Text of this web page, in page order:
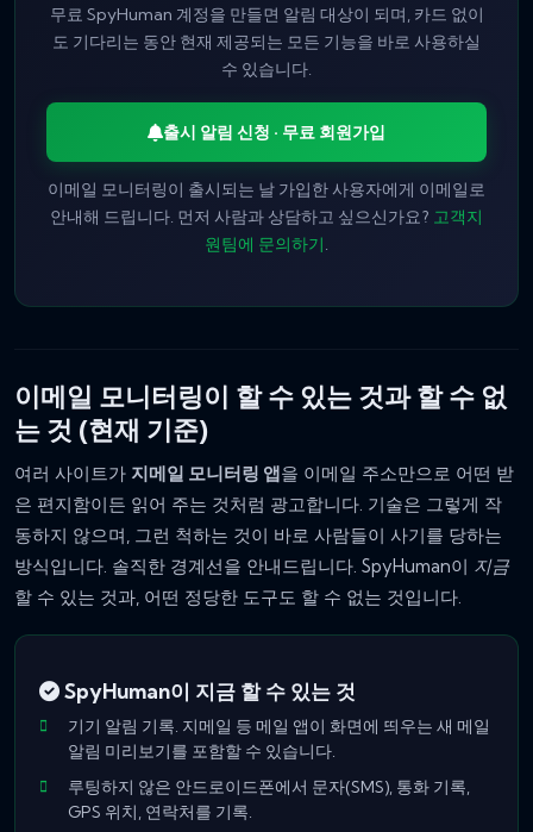
무료 SpyHuman 계정을 만들면 알림 대상이 되며, 카드 없이
도 기다리는 동안 현재 제공되는 모든 기능을 바로 사용하실
수 있습니다.
출시 알림 신청 · 무료 회원가입
이메일 모니터링이 출시되는 날 가입한 사용자에게 이메일로
안내해 드립니다. 먼저 사람과 상담하고 싶으신가요? 고객지
원팀에 문의하기.
이메일 모니터링이 할 수 있는 것과 할 수 없
는 것 (현재 기준)
여러 사이트가 지메일 모니터링 앱을 이메일 주소만으로 어떤 받
은 편지함이든 읽어 주는 것처럼 광고합니다. 기술은 그렇게 작
동하지 않으며, 그런 척하는 것이 바로 사람들이 사기를 당하는
방식입니다. 솔직한 경계선을 안내드립니다. SpyHuman이 지금
할 수 있는 것과, 어떤 정당한 도구도 할 수 없는 것입니다.
SpyHuman이 지금 할 수 있는 것
기기 알림 기록. 지메일 등 메일 앱이 화면에 띄우는 새 메일
알림 미리보기를 포함할 수 있습니다.
루팅하지 않은 안드로이드폰에서 문자(SMS), 통화 기록,
GPS 위치, 연락처를 기록.